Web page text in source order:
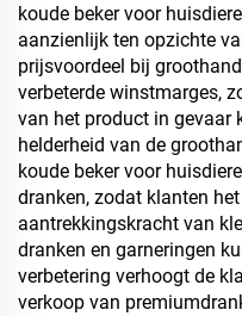
koude beker voor
aanzienlijk ten opzichte
prijsvoordeel bij
verbeterde winstmarges,
van het product in gevaar
helderheid van de
koude beker voor
dranken, zodat klanten
aantrekkingskracht van
dranken en garneringen
verbetering verhoogt de
verkoop van